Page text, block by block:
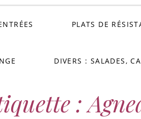
PLATS DE
DIVERS : SALADES,
: